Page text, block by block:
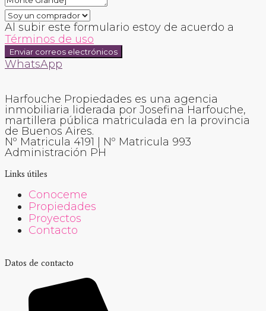
Al subir este formulario estoy de acuerdo a
Términos de uso
Enviar correos electrónicos
WhatsApp
Harfouche Propiedades es una agencia
inmobiliaria liderada por Josefina Harfouche,
martillera pública matriculada en la provincia
de Buenos Aires.
Nº Matricula 4191 | Nº Matricula 993
Administración PH
Links útiles
Conoceme
Propiedades
Proyectos
Contacto
Datos de contacto